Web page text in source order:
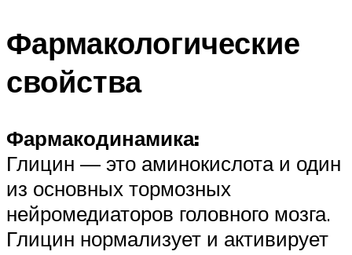
Фармакологические
свойства
Фармакодинамика:
Глицин — это аминокислота и один
из основных тормозных
нейромедиаторов головного мозга.
Глицин нормализует и активирует